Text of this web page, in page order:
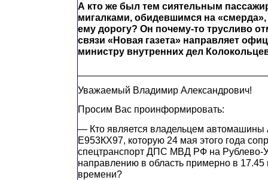
А кто же был тем сиятельным
мигалками, обидевшимся на
ему дорогу? Он почему-то трусливо
связи «Новая газета» направляет
министру внутренних дел
Уважаемый Владимир Александрович!
Просим Вас проинформировать:
— Кто является владельцем автомашины
Е953КХ97, которую 24 мая этого года
спецтранспорт ДПС МВД РФ на Рублево-
направлению в область примерно в 17.45
времени?